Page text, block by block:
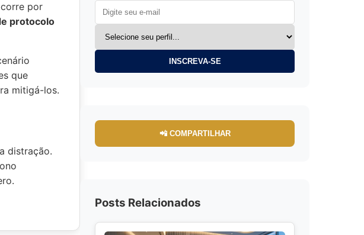
por
protocolo
que
mitigá-los.
distração.
INSCREVA-SE
📲 COMPARTILHAR
Posts Relacionados